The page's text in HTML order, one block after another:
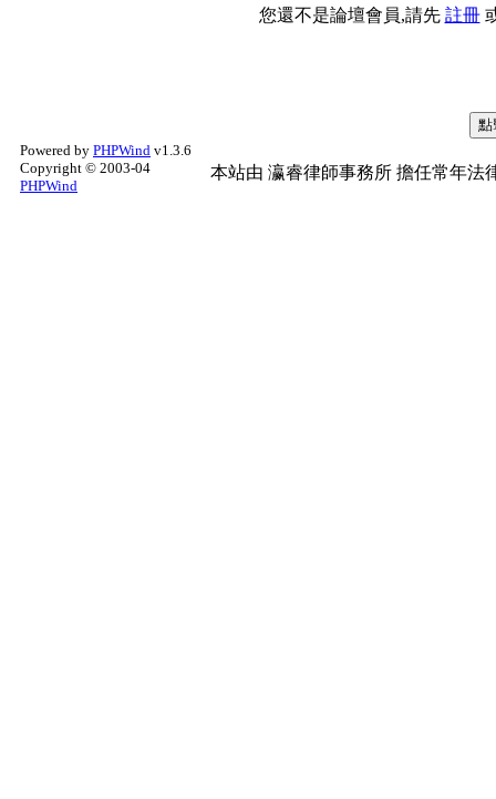
您還不是論壇會員,請先 註冊
Powered by PHPWind v1.3.6
Copyright © 2003-04
PHPWind
本站由 瀛睿律師事務所 擔任常年法